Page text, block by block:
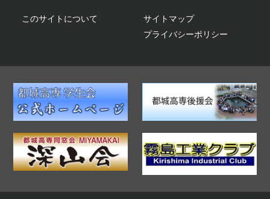
サイトマップ
このサイトについて
プライバシーポリシー